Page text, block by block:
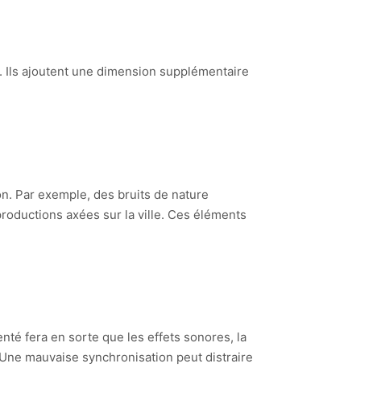
ajoutent une dimension supplémentaire
Par exemple, des bruits de nature
axées sur la ville. Ces éléments
fera en sorte que les effets sonores, la
mauvaise synchronisation peut distraire